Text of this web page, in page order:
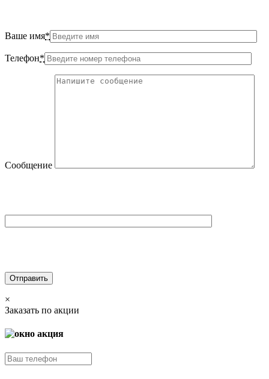
Ваше имя*
Телефон*
Сообщение
×
Заказать по акции